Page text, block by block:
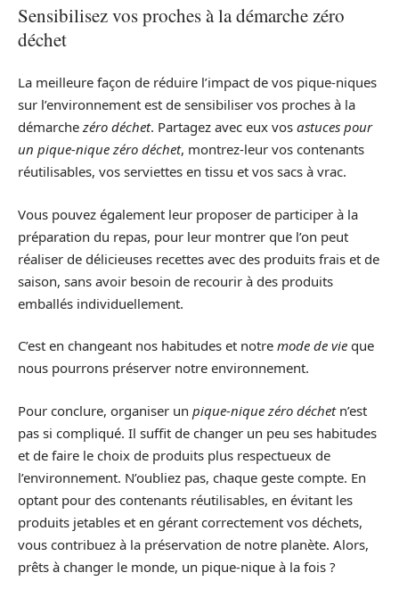
Sensibilisez vos proches à la démarche zéro
déchet
La meilleure façon de réduire l’impact de vos pique-niques
sur l’environnement est de sensibiliser vos proches à la
démarchezéro déchet. Partagez avec eux vos astuces pour
un pique-nique zéro déchet, montrez-leur vos contenants
réutilisables, vos serviettes en tissu et vos sacs à vrac.
Vous pouvez également leur proposer de participer à la
préparation du repas, pour leur montrer que l’on peut
réaliser de délicieuses recettes avec des produits frais et de
saison, sans avoir besoin de recourir à des produits
emballés individuellement.
C’est en changeant nos habitudes et notre mode de vie que
nous pourrons préserver notre environnement.
Pour conclure, organiser un pique-nique zéro déchetn’est
pas si compliqué. Il suffit de changer un peu ses habitudes
et de faire le choix de produits plus respectueux de
l’environnement. N’oubliez pas, chaque geste compte. En
optant pour des contenants réutilisables, en évitant les
produits jetables et en gérant correctement vos déchets,
vous contribuez à la préservation de notre planète. Alors,
prêts à changer le monde, un pique-nique à la fois ?